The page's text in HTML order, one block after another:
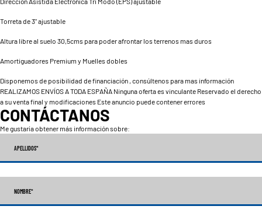
Torreta de 3" ajustable
Altura libre al suelo 30,5cms para poder afrontar los terrenos mas duros
Amortiguadores Premium y Muelles dobles
Disponemos de posibilidad de financiación , consúltenos para mas información
REALIZAMOS ENVÍOS A TODA ESPAÑA Ninguna oferta es vinculante Reservado el derecho
a su venta final y modificaciones Este anuncio puede contener errores
CONTÁCTANOS
Me gustaría obtener más información sobre:
APELLIDOS*
NOMBRE*